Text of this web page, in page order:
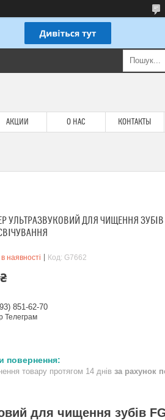
АКЦИИ О НАС КОНТАКТЫ
УЛЬТРАЗВУКОВИЙ ДЛЯ ЧИЩЕННЯ ЗУБІВ
наявності Код: G7662
851-62-70
Телеграм
товару протягом 14 днів за рахунок
для чищення зубів